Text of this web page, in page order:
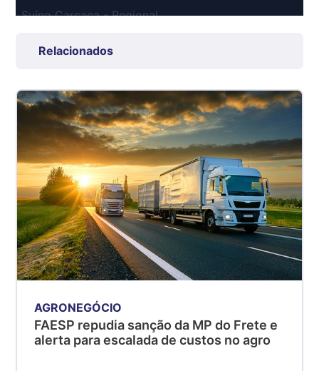
Suíno Carcaça - Regional
R$ 7,53
Suíno - Estadual
SP
R$ 5,08
kg
Suíno - Estadual
R$ 5,07
kg
Suíno - Estadual
PR
R$ 4,53
Suíno - Estadual
SC
R$ 4,50
Relacionados
AGRONEGÓCIO
FAESP repudia sanção da MP do Frete e
alerta para escalada de custos no agro